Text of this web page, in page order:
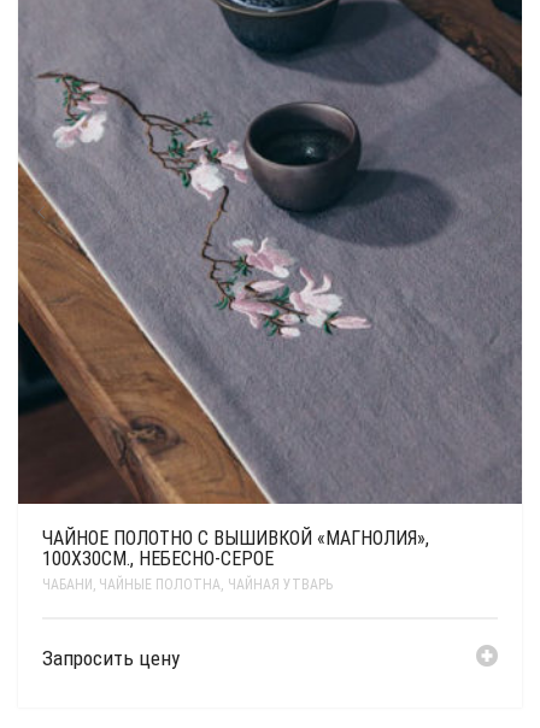
ЧАЙНОЕ ПОЛОТНО С ВЫШИВКОЙ «МАГНОЛИЯ»,
100Х30СМ., НЕБЕСНО-СЕРОЕ
ЧАБАНИ, ЧАЙНЫЕ ПОЛОТНА, ЧАЙНАЯ УТВАРЬ
Запросить цену